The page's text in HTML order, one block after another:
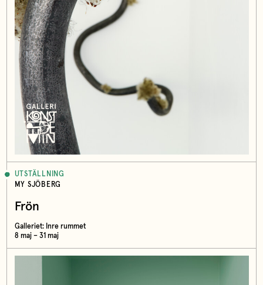
UTSTÄLLNING
MY SJÖBERG
Frön
Galleriet: Inre rummet
8 maj – 31 maj